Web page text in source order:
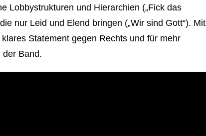
Lobbystrukturen und Hierarchien („Fick das
nur Leid und Elend bringen („Wir sind Gott“). Mit
Statement gegen Rechts und für mehr
der Band.